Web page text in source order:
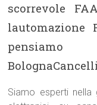
scorrevole
Siamo esperti